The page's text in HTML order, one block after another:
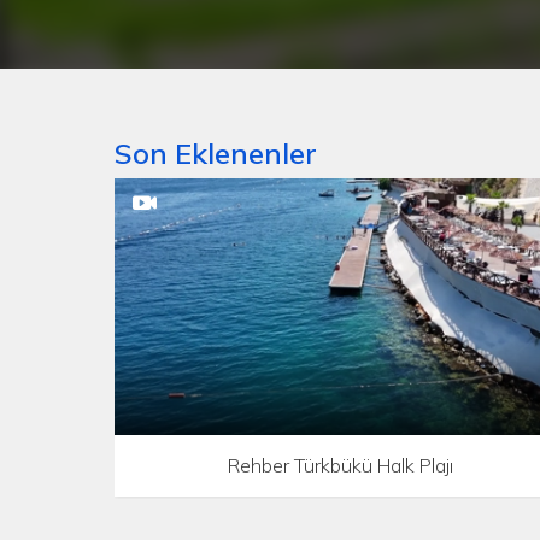
Son Eklenenler
Rehber Türkbükü Halk Plajı